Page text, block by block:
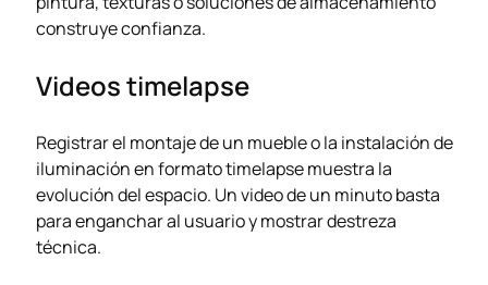
construye confianza.
Videos timelapse
Registrar el montaje de un mueble o la instalación de
iluminación en formato timelapse muestra la
evolución del espacio. Un video de un minuto basta
para enganchar al usuario y mostrar destreza
técnica.